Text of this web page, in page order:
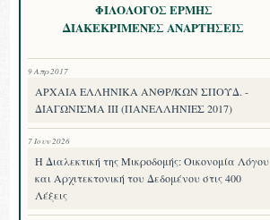
ΦΙΛΟΛΟΓΟΣ ΕΡΜΗΣ
ΔΙΑΚΕΚΡΙΜΕΝΕΣ ΑΝΑΡΤΗΣΕΙΣ
9 Απρ 2017
ΑΡΧΑΙΑ ΕΛΛΗΝΙΚΑ ΑΝΘΡ/ΚΩΝ ΣΠΟΥΔ. -
ΔΙΑΓΩΝΙΣΜΑ III (ΠΑΝΕΛΛΗΝΙΕΣ 2017)
7 Ιουν 2026
Η Διαλεκτική της Μικροδομής: Οικονομία Λόγου
και Αρχιτεκτονική του Δεδομένου στις 400
Λέξεις